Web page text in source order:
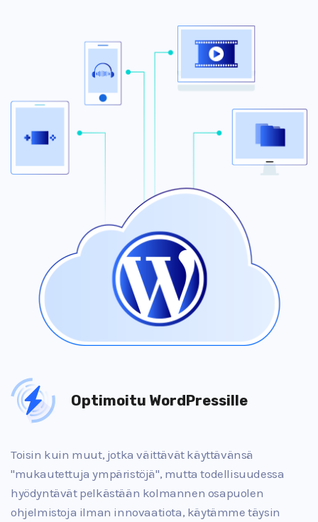
Optimoitu WordPressille
Toisin kuin muut, jotka väittävät käyttävänsä
"mukautettuja ympäristöjä", mutta todellisuudessa
hyödyntävät pelkästään kolmannen osapuolen
ohjelmistoja ilman innovaatiota, käytämme täysin